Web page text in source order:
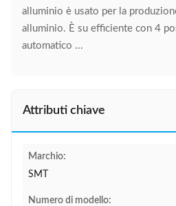
alluminio è usato per la
alluminio. È su efficiente con 4
automatico ...
Attributi chiave
Marchio:
SMT
Numero di modello: